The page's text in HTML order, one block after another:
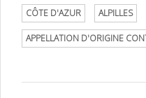
CÔTE D'AZUR ALPILLES
APPELLATION D'ORIGINE